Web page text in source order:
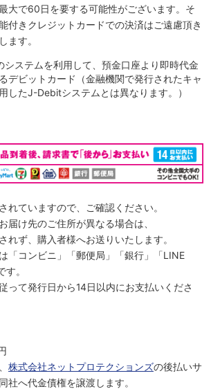
大で60日を要する可能性がございます。そ
付きクレジットカードでの決済はご遠慮頂き
ます。
システムを利用して、預金口座より即時代金
デビットカード（金融機関で発行されたキャ
したJ-Debitシステムとは異なります。）
れていますので、ご確認ください。
届け先のご住所が異なる場合は、
れず、購入者様へお送りいたします。
「コンビニ」「郵便局」「銀行」「LINE
。
って発行日から14日以内にお支払いくださ
株式会社ネットプロテクションズの後払いサ
社へ代金債権を譲渡します。